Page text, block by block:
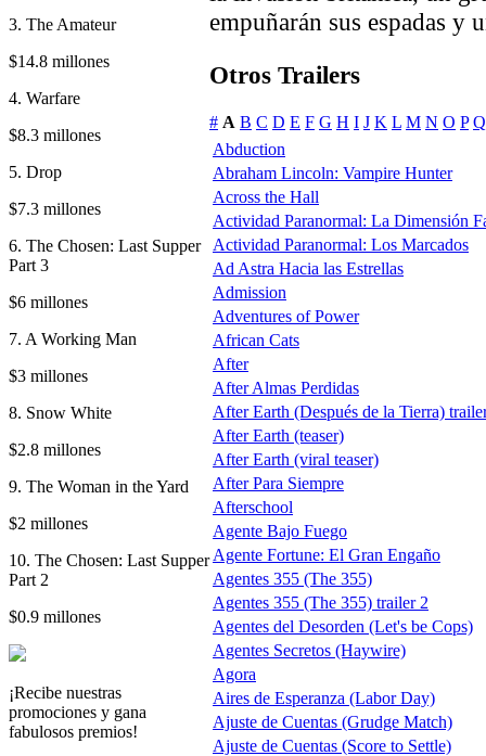
3. The Amateur
$14.8 millones
4. Warfare
$8.3 millones
5. Drop
$7.3 millones
6. The Chosen: Last Supper
Part 3
$6 millones
7. A Working Man
$3 millones
8. Snow White
$2.8 millones
9. The Woman in the Yard
$2 millones
10. The Chosen: Last Supper
Part 2
$0.9 millones
¡Recibe nuestras
promociones y gana
fabulosos premios!
empuñarán sus espadas y
Otros Trailers
# A B C D E F G H I J K L M N O P Q
Abduction
Abraham Lincoln: Vampire Hunter
Across the Hall
Actividad Paranormal: La Dimensión
Actividad Paranormal: Los Marcados
Ad Astra Hacia las Estrellas
Admission
Adventures of Power
African Cats
After
After Almas Perdidas
After Earth (Después de la Tierra)
After Earth (teaser)
After Earth (viral teaser)
After Para Siempre
Afterschool
Agente Bajo Fuego
Agente Fortune: El Gran Engaño
Agentes 355 (The 355)
Agentes 355 (The 355) trailer 2
Agentes del Desorden (Let's be Cops)
Agentes Secretos (Haywire)
Agora
Aires de Esperanza (Labor Day)
Ajuste de Cuentas (Grudge Match)
Ajuste de Cuentas (Score to Settle)